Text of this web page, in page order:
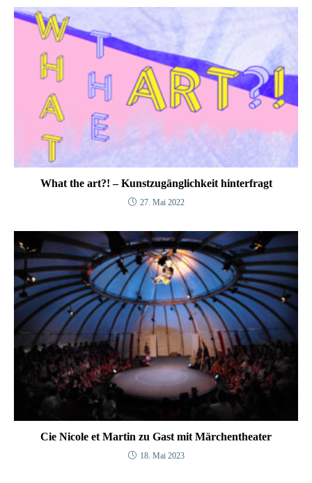
What the art?! – Kunstzugänglichkeit hinterfragt
27. Mai 2022
Cie Nicole et Martin zu Gast mit Märchentheater
18. Mai 2023